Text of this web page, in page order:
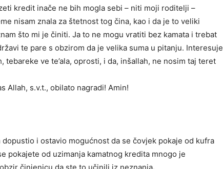
kredit inače ne bih mogla sebi – niti moji roditelji –
nisam znala za štetnost tog čina, kao i da je to veliki
što mi je činiti. Ja to ne mogu vratiti bez kamata i trebat
te pare s obzirom da je velika suma u pitanju. Interesuje
tebareke ve te’ala, oprosti, i da, inšallah, ne nosim taj teret
Allah, s.v.t., obilato nagradi! Amin!
i ostavio mogućnost da se čovjek pokaje od kufra
pokajete od uzimanja kamatnog kredita mnogo je
činjenicu da ste to učinili iz neznanja.